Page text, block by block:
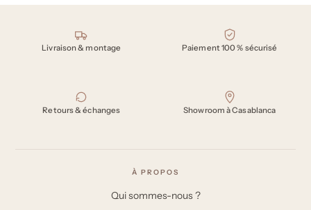
Nos engagements
Livraison & montage Paiement 100 % sécurisé
Retours & échanges Showroom à Casablanca
À PROPOS
Qui sommes-nous ?